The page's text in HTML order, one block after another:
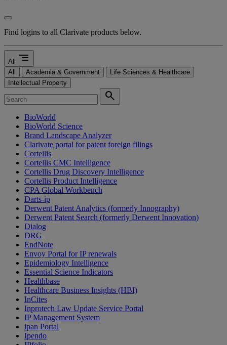
Find logins to all Clarivate products below.
All segment
All Academia & Government
Life Sciences & Healthcare
Intellectual Property
search
BioWorld
BioWorld Science
Brand Landscape Analyzer
Clarivate portal for patent foreign filings
Cortellis
Cortellis CMC Intelligence
Cortellis Drug Discovery Intelligence
Cortellis Product Intelligence
CPA Global Workbench
Darts-ip
Derwent Patent Analytics (formerly Innography)
Derwent Patent Search (formerly Derwent Innovation)
Dialog
DRG
EndNote
Envoy Portal for IP renewals
Epidemiology Intelligence
Essential Science Indicators
Healthbase
Healthcare Business Insights (HBI)
InCites
Inprotech Law Update Service Portal
IP Management System
ipan Portal
Ipendo